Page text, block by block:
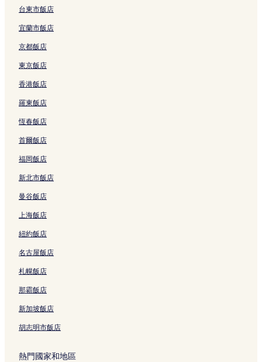
r
t
的
連
結
w
I
k
e
g
a
i
連
結
連
結
台東市飯店
宜蘭市飯店
京都飯店
東京飯店
香港飯店
羅東飯店
恆春飯店
首爾飯店
福岡飯店
新北市飯店
曼谷飯店
上海飯店
紐約飯店
名古屋飯店
札幌飯店
那霸飯店
新加坡飯店
胡志明市飯店
熱門國家和地區